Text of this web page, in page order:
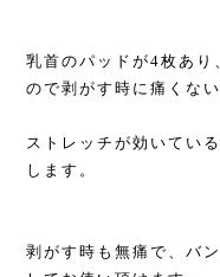
乳首のパッドが4枚あり
ので剥がす時に痛くない
ストレッチが効いてい
します。
剥がす時も無痛で、バ